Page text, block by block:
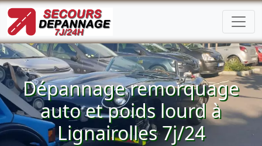
Dépannage remorquage
auto et poids lourd à
Lignairolles 7j/24